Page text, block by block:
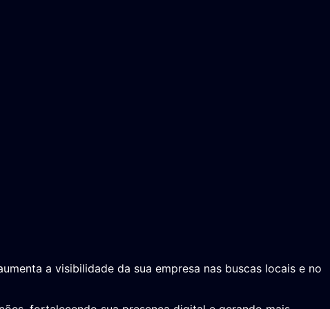
a visibilidade da sua empresa nas buscas locais e no